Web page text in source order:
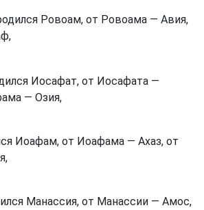
Ровоам, от Ровоама — Авия,
Иосафат, от Иосафата —
— Озия,
Иоафам, от Иоафама — Ахаз, от
Манассия, от Манассии — Амос,